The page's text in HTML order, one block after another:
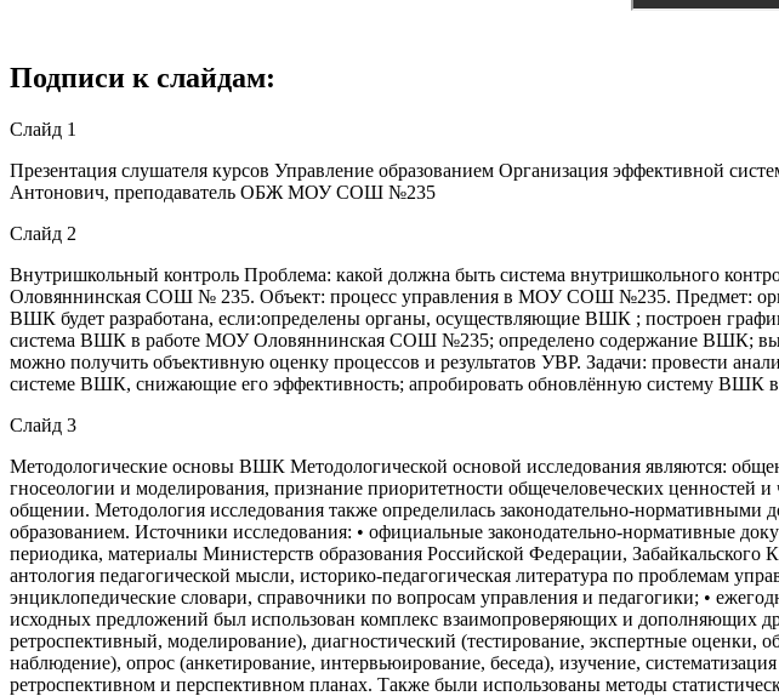
Подписи к слайдам:
Слайд 1
Презентация слушателя курсов Управление образованием Организация эффективной
Антонович, преподаватель ОБЖ МОУ СОШ №235
Слайд 2
Внутришкольный контроль Проблема: какой должна быть система внутришкольного
Оловяннинская СОШ № 235. Объект: процесс управления в МОУ СОШ №235. Предмет:
ВШК будет разработана, если:определены органы, осуществляющие ВШК ; построен
система ВШК в работе МОУ Оловяннинская СОШ №235; определено содержание ВШК;
можно получить объективную оценку процессов и результатов УВР. Задачи: провести
системе ВШК, снижающие его эффективность; апробировать обновлённую систему
Слайд 3
Методологические основы ВШК Методологической основой исследования являются:
гносеологии и моделирования, признание приоритетности общечеловеческих ценностей
общении. Методология исследования также определилась законодательно-
образованием. Источники исследования: • официальные законодательно-нормативные
периодика, материалы Министерств образования Российской Федерации,
антология педагогической мысли, историко-педагогическая литература по проблемам
энциклопедические словари, справочники по вопросам управления и педагогики; •
исходных предложений был использован комплекс взаимопроверяющих и дополняющих
ретроспективный, моделирование), диагностический (тестирование, экспертные
наблюдение), опрос (анкетирование, интервьюирование, беседа), изучение,
ретроспективном и перспективном планах. Также были использованы методы